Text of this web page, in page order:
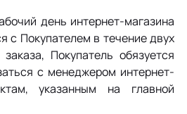
день интернет-магазина
c Покупателем в течение двух
Покупатель обязуется
с менеджером интернет-
указанным на главной